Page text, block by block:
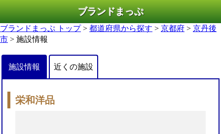
ブランドまっぷ
ブランドまっぷ トップ> 都道府県から探す > 京都府 > 京丹後
市 > 施設情報
施設情報 近くの施設
栄和洋品